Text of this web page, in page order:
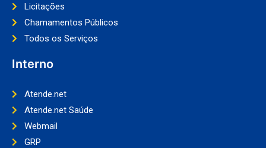
Licitações
Chamamentos Públicos
Todos os Serviços
Interno
Atende.net
Atende.net Saúde
Webmail
GRP